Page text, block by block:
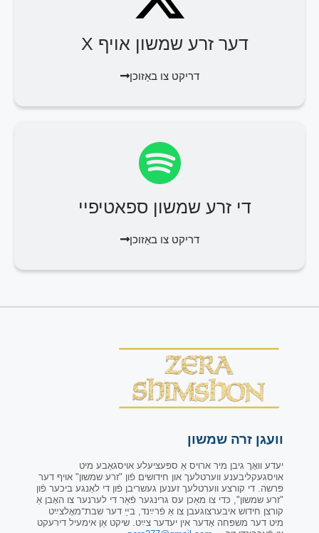
דער זרע שמשון אויף X
דריקט צו באַזוכן
די זרע שמשון ספאטיפיי
דריקט צו באַזוכן
וועגן זרה שמשון
יעדע וואָך גיבן מיר ארויס אַ ספּעציעלע אויסגאַבע מיט
אויסגעקליבענע ווערטלעך און חידושים פֿון "זרע שמשון" אויף דער
פּרשה. די קורצע ווערטלעך זענען געשריבן פֿון די לאַנגע ביכער פֿון
"זרע שמשון", כּדי צו מאַכן עס גרינגער פֿאַר די לערנער צו האָבן אַ
קורצן חידוש איבערצוגעבן צו אַ פֿרײַנד, בײַ דער שבת־מאָלצײַט
מיט דער משפּחה אָדער אין יעדער צײַט. שיקט אַן אימעיל דירעקט